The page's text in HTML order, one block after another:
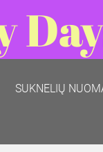
SUKNELIŲ